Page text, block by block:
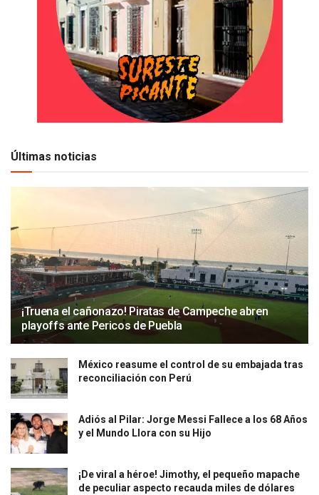
Últimas noticias
¡Truena el cañonazo! Piratas de Campeche abren
playoffs ante Pericos de Puebla
México reasume el control de su embajada tras
reconciliación con Perú
Adiós al Pilar: Jorge Messi Fallece a los 68 Años
y el Mundo Llora con su Hijo
¡De viral a héroe! Jimothy, el pequeño mapache
de peculiar aspecto recauda miles de dólares